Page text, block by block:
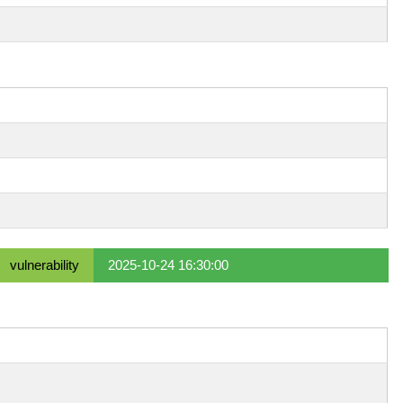
vulnerability 2025-10-24 16:30:00